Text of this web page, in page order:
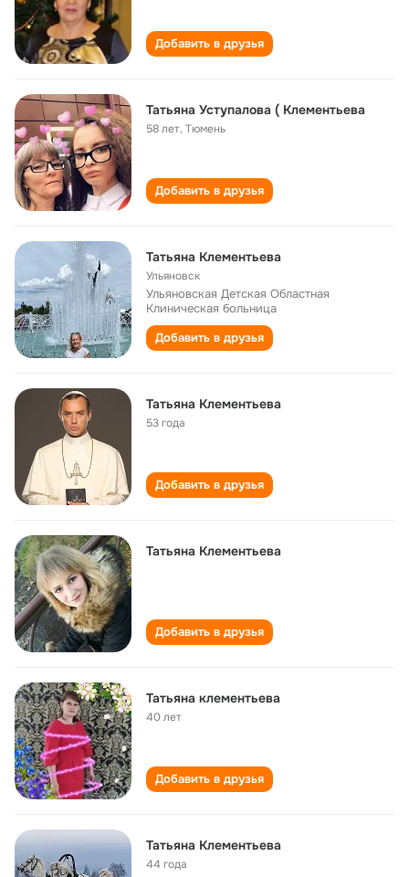
Добавить в друзья
Татьяна Уступалова ( Клементьева
58 лет,Тюмень
Добавить в друзья
Татьяна Клементьева
Ульяновск
Ульяновская Детская Областная
Клиническая больница
Добавить в друзья
Татьяна Клементьева
53 года
Добавить в друзья
Татьяна Клементьева
Добавить в друзья
Татьяна клементьева
40 лет
Добавить в друзья
Татьяна Клементьева
44 года